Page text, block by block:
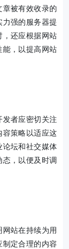
被有效收录的
强的服务器提
还应根据网站
能，以提高网站
者应密切关注
策略以适应这
坛和社交媒体
，以便及时调
站在持续为用
定合理的内容